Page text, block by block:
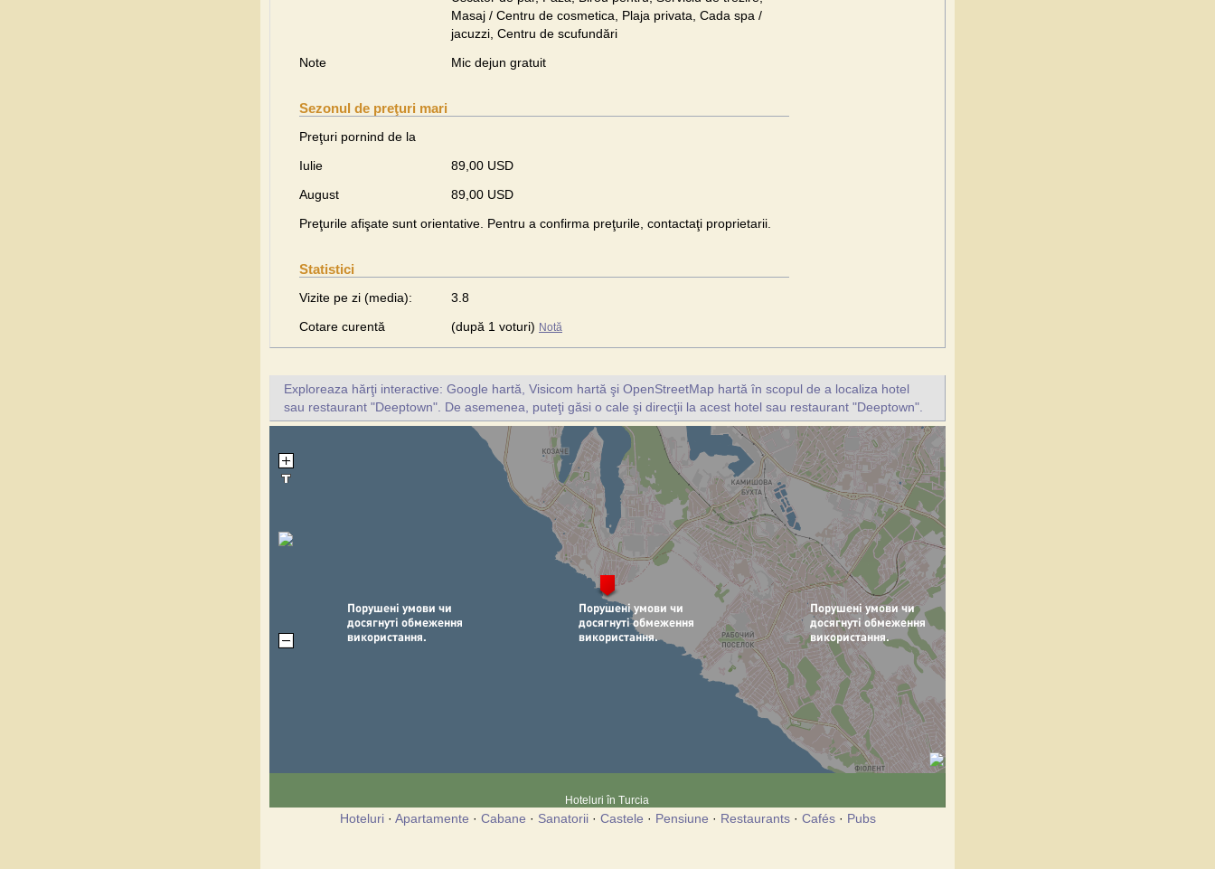
Masaj / Centru de cosmetica, Plaja privata, Cada spa /
jacuzzi, Centru de scufundări
Note
Mic dejun gratuit
Sezonul de preţuri mari
Preţuri pornind de la
Iulie
89,00 USD
August
89,00 USD
Preţurile afişate sunt orientative. Pentru a confirma preţurile, contactaţi proprietarii.
Statistici
Vizite pe zi (media):
3.8
Cotare curentă
(după 1 voturi) Notă
Exploreaza hărţi interactive: Google hartă, Visicom hartă şi OpenStreetMap hartă în scopul de a localiza hotel
sau restaurant "Deeptown". De asemenea, puteţi găsi o cale şi direcţii la acest hotel sau restaurant "Deeptown".
Hoteluri în Turcia
Hoteluri· Apartamente · Cabane · Sanatorii· Castele · Pensiune · Restaurants· Cafés· Pubs